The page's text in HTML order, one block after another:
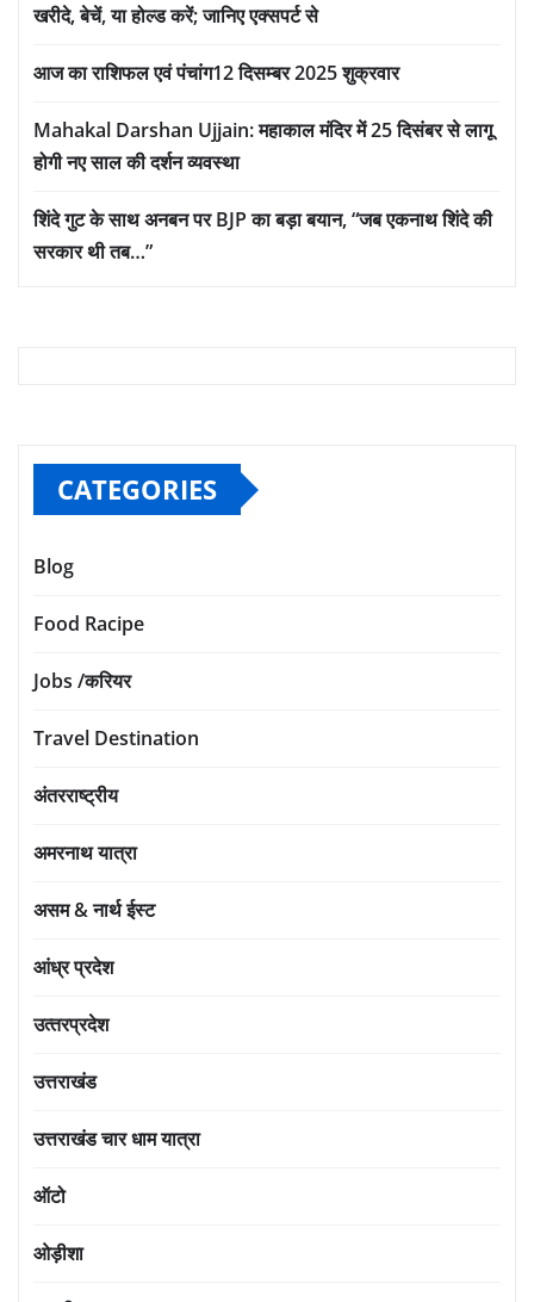
खरीदे, बेचें, या होल्ड करें; जानिए एक्सपर्ट से
आज का राशिफल एवं पंचांग12 दिसम्बर 2025 शुक्रवार
Mahakal Darshan Ujjain: महाकाल मंदिर में 25 दिसंबर से लागू
होगी नए साल की दर्शन व्यवस्था
शिंदे गुट के साथ अनबन पर BJP का बड़ा बयान, “जब एकनाथ शिंदे की
सरकार थी तब…”
CATEGORIES
Blog
Food Racipe
Jobs /करियर
Travel Destination
अंतरराष्ट्रीय
अमरनाथ यात्रा
असम & नार्थ ईस्ट
आंध्र प्रदेश
उत्‍तरप्रदेश
उत्तराखंड
उत्तराखंड चार धाम यात्रा
ऑटो
ओड़ीशा